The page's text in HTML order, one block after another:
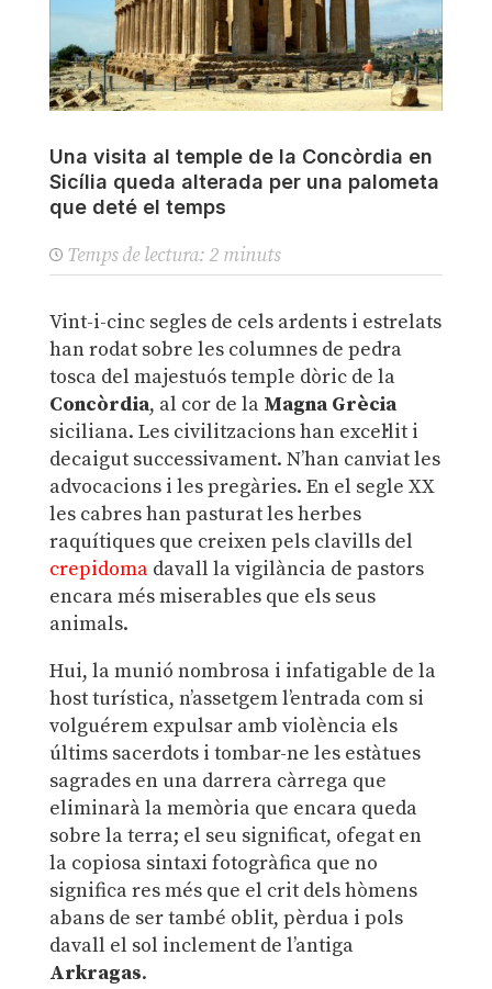
Una visita al temple de la Concòrdia en
Sicília queda alterada per una palometa
que deté el temps
Temps de lectura: 2 minuts
Vint-i-cinc segles de cels ardents i estrelats
han rodat sobre les columnes de pedra
tosca del majestuós temple dòric de la
Concòrdia, al cor de la Magna Grècia
siciliana. Les civilitzacions han excel·lit i
decaigut successivament. N’han canviat les
advocacions i les pregàries. En el segle XX
les cabres han pasturat les herbes
raquítiques que creixen pels clavills del
crepidomadavall la vigilància de pastors
encara més miserables que els seus
animals.
Hui, la munió nombrosa i infatigable de la
host turística, n’assetgem l’entrada com si
volguérem expulsar amb violència els
últims sacerdots i tombar-ne les estàtues
sagrades en una darrera càrrega que
eliminarà la memòria que encara queda
sobre la terra; el seu significat, ofegat en
la copiosa sintaxi fotogràfica que no
significa res més que el crit dels hòmens
abans de ser també oblit, pèrdua i pols
davall el sol inclement de l’antiga
Arkragas.